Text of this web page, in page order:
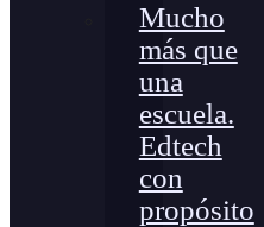
Mucho
más que
una
escuela.
Edtech
con
propósito